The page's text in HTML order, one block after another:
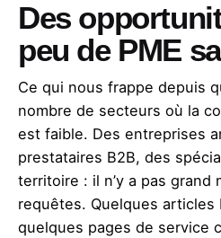
Des
peu de PME
Ce qui nous frappe depuis
nombre de secteurs où la
est faible. Des entreprises
prestataires B2B, des
territoire : il n’y a pas grand
requêtes. Quelques
quelques pages de service